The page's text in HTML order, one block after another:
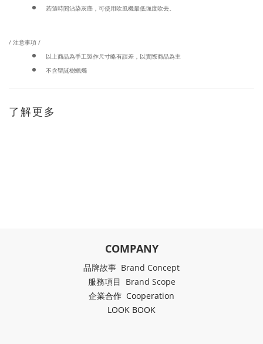
若隨時間沾染灰塵，可使用吹風機最低強度吹去。
/ 注意事項 /
以上商品為手工製作尺寸略有誤差，以實際商品為主
不含聖誕樹蠟燭
了解更多
COMPANY
品牌故事 Brand Concept
服務項目 Brand Scope
企業合作 Cooperation
LOOK BOOK